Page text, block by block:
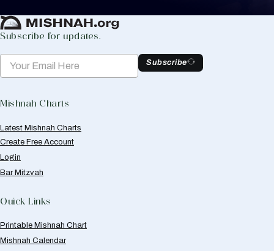
Subscribe for updates.
Subscribe
Mishnah Charts
Latest Mishnah Charts
Create Free Account
Login
Bar Mitzvah
Quick Links
Printable Mishnah Chart
Mishnah Calendar